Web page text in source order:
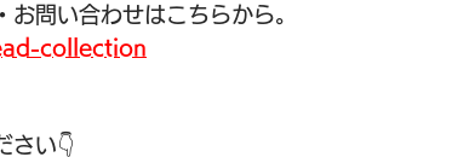
問い合わせはこちらから。
collection
さい👇